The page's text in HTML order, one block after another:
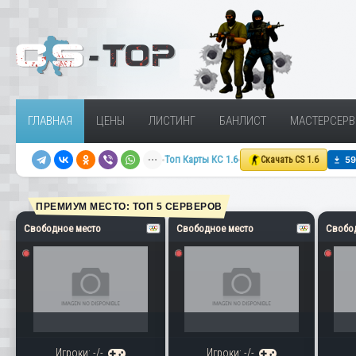
ГЛАВНАЯ ЦЕНЫ ЛИСТИНГ БАНЛИСТ
Топ Карты КС 1.6 Скачать CS 1.6
ПРЕМИУМ МЕСТО: ТОП 5 СЕРВЕРОВ
Свободное место
Игроки: -/-
Свободное место
Игроки: -/-